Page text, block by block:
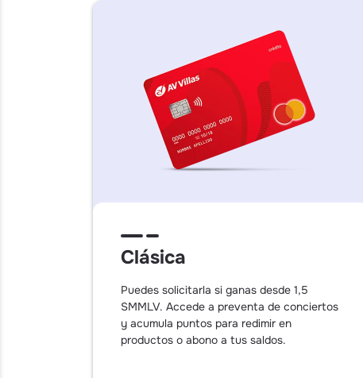
Clásica
Puedes solicitarla si ganas desde 1,5
SMMLV. Accede a preventa de conciertos
y acumula puntos para redimir en
productos o abono a tus saldos.